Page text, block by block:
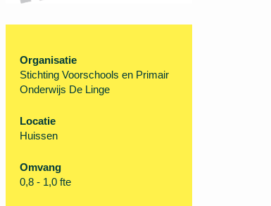
Organisatie
Stichting Voorschools en Primair
Onderwijs De Linge
Locatie
Huissen
Omvang
0,8 - 1,0 fte